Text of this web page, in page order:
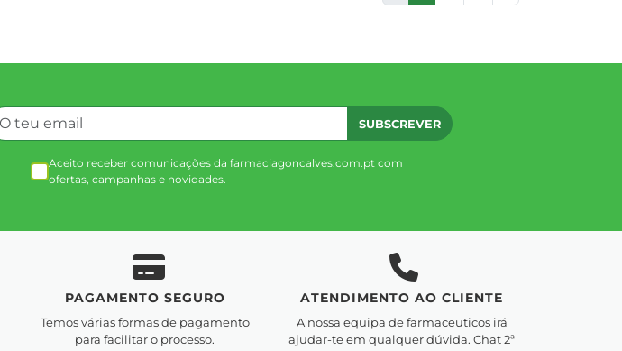
SUBSCREVER
Aceito receber comunicações da farmaciagoncalves.com.pt com
ofertas, campanhas e novidades.
PAGAMENTO SEGURO
Temos várias formas de pagamento
para facilitar o processo.
ATENDIMENTO AO CLIENTE
A nossa equipa de farmaceuticos irá
ajudar-te em qualquer dúvida. Chat 2ª